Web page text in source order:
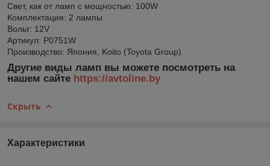
Свет, как от ламп с мощностью: 100W
Комплектация: 2 лампы
Вольт: 12V
Артикул: P0751W
Производство: Япония, Koito (Toyota Group)
Другие виды ламп вы можете посмотреть на
нашем сайте https://avtoline.by
Скрыть
Характеристики